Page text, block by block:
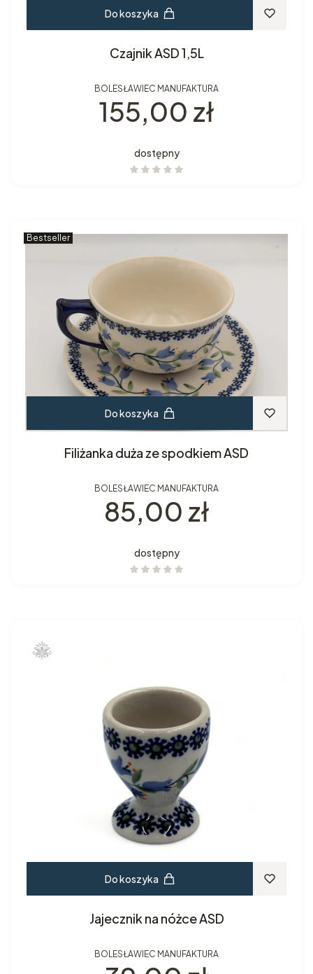
Do koszyka
Czajnik ASD 1,5L
BOLESŁAWIEC MANUFAKTURA
Cena
155,00 zł
dostępny
Bestseller
Do koszyka
Filiżanka duża ze spodkiem ASD
BOLESŁAWIEC MANUFAKTURA
Cena
85,00 zł
dostępny
Do koszyka
Jajecznik na nóżce ASD
BOLESŁAWIEC MANUFAKTURA